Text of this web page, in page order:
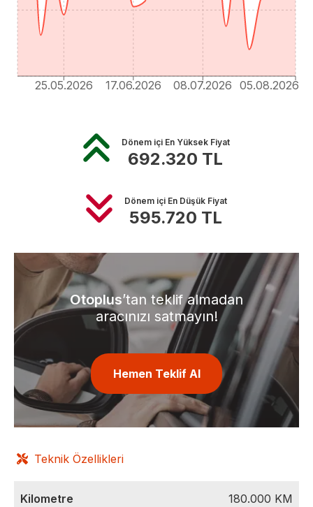
25.05.2026 17.06.2026 08.07.2026 05.08.2026
Dönem içi En Yüksek Fiyat
692.320 TL
Dönem içi En Düşük Fiyat
595.720 TL
Otoplus’tan teklif almadan
aracınızı satmayın!
Hemen Teklif Al
Teknik Özellikleri
Kilometre 180.000 KM